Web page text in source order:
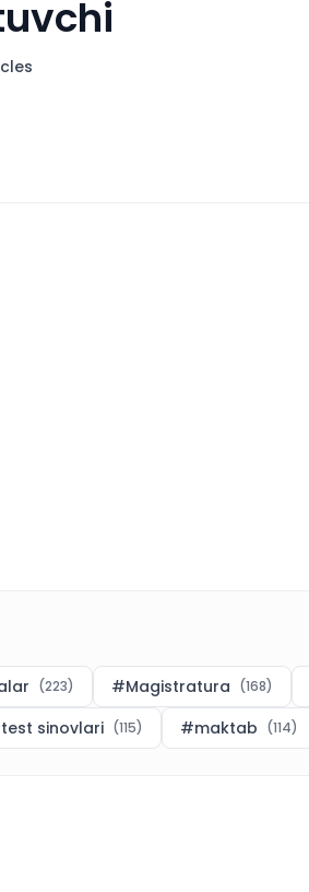
(223) #Magistratura (168)
test sinovlari (115) #maktab (114)